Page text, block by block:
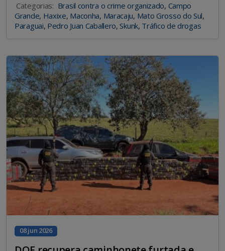
Categorias: Brasil contra o crime organizado, Campo
Grande, Haxixe, Maconha, Maracaju, Mato Grosso do Sul,
Paraguai, Pedro Juan Caballero, Skunk, Tráfico de drogas
08 jun 2026